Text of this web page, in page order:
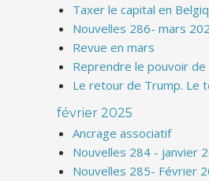
Taxer le capital en
Nouvelles 286- mars
Revue en mars
Reprendre le pouvoir
Le retour de Trump. Le
février 2025
Ancrage associatif
Nouvelles 284 - janvier
Nouvelles 285- Février